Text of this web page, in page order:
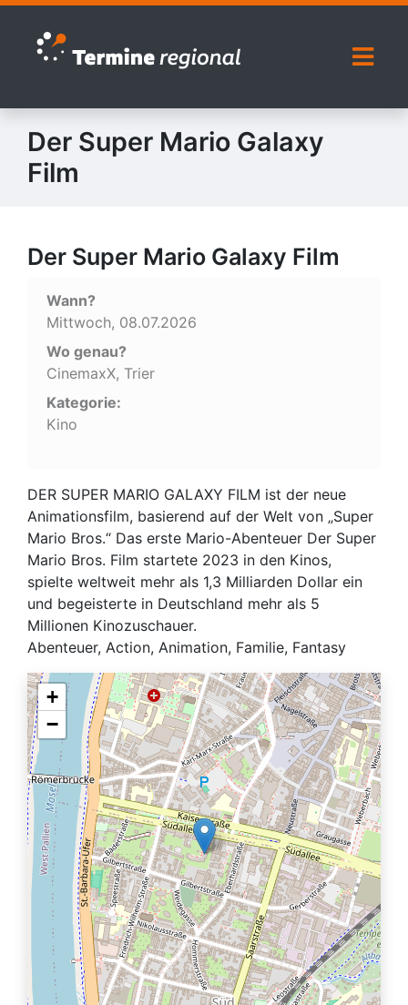
Zur Navigation springen
Zum Inhalt springen
Der Super Mario Galaxy
Film
Der Super Mario Galaxy Film
Wann?
Mittwoch, 08.07.2026
Wo genau?
CinemaxX, Trier
Kategorie:
Kino
DER SUPER MARIO GALAXY FILM ist der neue
Animationsfilm, basierend auf der Welt von „Super
Mario Bros.“ Das erste Mario-Abenteuer Der Super
Mario Bros. Film startete 2023 in den Kinos,
spielte weltweit mehr als 1,3 Milliarden Dollar ein
und begeisterte in Deutschland mehr als 5
Millionen Kinozuschauer.
Abenteuer, Action, Animation, Familie, Fantasy
+
−